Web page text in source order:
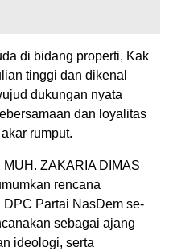
di bidang properti, Kak
tinggi dan dikenal
dukungan nyata
dan loyalitas
rumput.
ZAKARIA DIMAS
rencana
Partai NasDem se-
sebagai ajang
ideologi, serta